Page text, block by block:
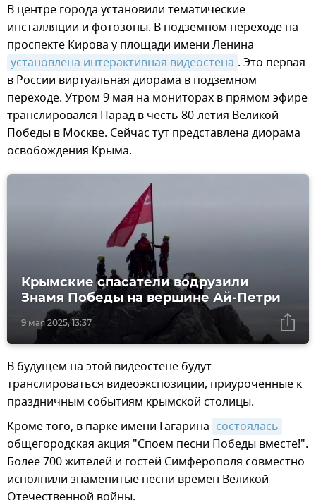
В центре города установили тематические
инсталляции и фотозоны. В подземном переходе на
проспекте Кирова у площади имени Ленина
установлена интерактивная видеостена . Это первая
в России виртуальная диорама в подземном
переходе. Утром 9 мая на мониторах в прямом эфире
транслировался Парад в честь 80-летия Великой
Победы в Москве. Сейчас тут представлена диорама
освобождения Крыма.
9 мая 2025, 13:37
Крымские спасатели водрузили
Знамя Победы на вершине Ай-Петри
В будущем на этой видеостене будут
транслироваться видеоэкспозиции, приуроченные к
праздничным событиям крымской столицы.
Кроме того, в парке имени Гагарина состоялась
общегородская акция "Споем песни Победы вместе!".
Более 700 жителей и гостей Симферополя совместно
исполнили знаменитые песни времен Великой